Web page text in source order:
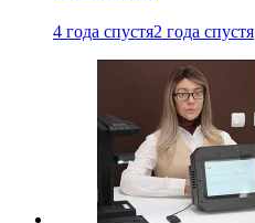
4 года спустя2 года спустя